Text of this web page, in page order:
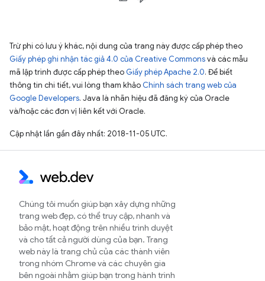
Trừ phi có lưu ý khác, nội dung của trang này được cấp phép theo
Giấy phép ghi nhận tác giả 4.0 của Creative Commonsvà các mẫu
mã lập trình được cấp phép theo Giấy phép Apache 2.0. Để biết
thông tin chi tiết, vui lòng tham khảo Chính sách trang web của
Google Developers. Java là nhãn hiệu đã đăng ký của Oracle
và/hoặc các đơn vị liên kết với Oracle.
Cập nhật lần gần đây nhất: 2018-11-05 UTC.
Chúng tôi muốn giúp bạn xây dựng những
trang web đẹp, có thể truy cập, nhanh và
bảo mật, hoạt động trên nhiều trình duyệt
và cho tất cả người dùng của bạn. Trang
web này là trang chủ của các thành viên
trong nhóm Chrome và các chuyên gia
bên ngoài nhằm giúp bạn trong hành trình